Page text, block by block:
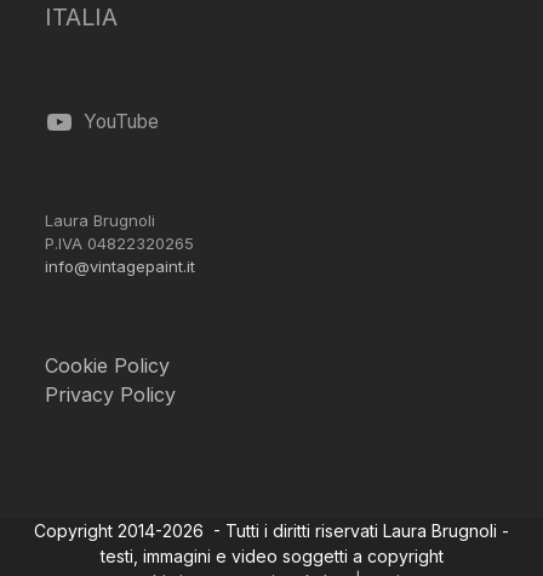
ITALIA
YouTube
Laura Brugnoli
P.IVA 04822320265
info@vintagepaint.it
Cookie Policy
Privacy Policy
Copyright 2014-2026 - Tutti i diritti riservati Laura Brugnoli -
testi, immagini e video soggetti a copyright